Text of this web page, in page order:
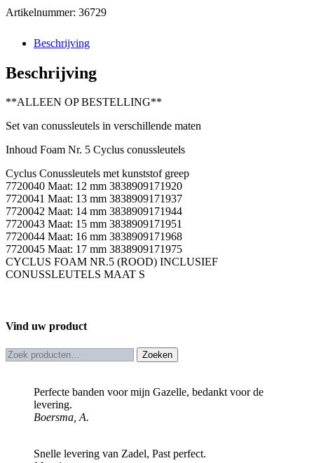
Artikelnummer: 36729
Beschrijving
Beschrijving
**ALLEEN OP BESTELLING**
Set van conussleutels in verschillende maten
Inhoud Foam Nr. 5 Cyclus conussleutels
Cyclus Conussleutels met kunststof greep
7720040 Maat: 12 mm 3838909171920
7720041 Maat: 13 mm 3838909171937
7720042 Maat: 14 mm 3838909171944
7720043 Maat: 15 mm 3838909171951
7720044 Maat: 16 mm 3838909171968
7720045 Maat: 17 mm 3838909171975
CYCLUS FOAM NR.5 (ROOD) INCLUSIEF
CONUSSLEUTELS MAAT S
Vind uw product
Zoeken
naar:
Zoeken
Perfecte banden voor mijn Gazelle, bedankt voor de
levering.
Boersma, A.
Snelle levering van Zadel, Past perfect.